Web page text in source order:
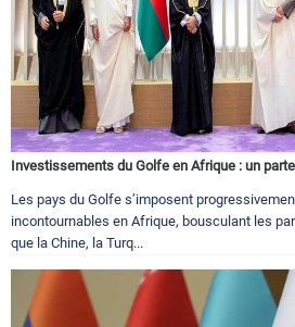
Investissements du Golfe en Afrique : un
Les pays du Golfe s’imposent
incontournables en Afrique, bousculant les
que la Chine, la Turq...